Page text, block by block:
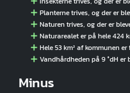
Planterne trives, og der er
Naturen trives, og der er
Naturarealet er på hele 424
Hele 53 km² af kommunen
Vandhårdheden på 9 °dH er
Minus